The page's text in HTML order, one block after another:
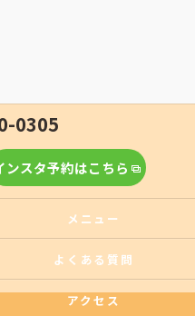
0305
ンスタ予約はこちら
メニュー
よくある質問
アクセス